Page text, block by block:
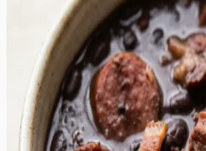
Brasiilia lihapada ehk
See tummine ja sügavate
mugavustoit, mis pakub
maitseelamuse igale
hautatud mustad oad, mis
peekoni, vürtsika vorsti ja
tekitades sametise ja paksu
erinevaid tekstuure – alates